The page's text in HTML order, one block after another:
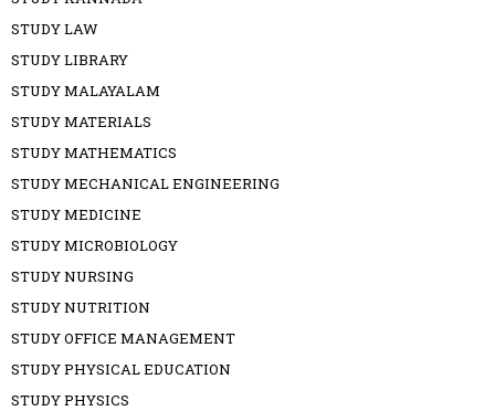
STUDY LAW
STUDY LIBRARY
STUDY MALAYALAM
STUDY MATERIALS
STUDY MATHEMATICS
STUDY MECHANICAL ENGINEERING
STUDY MEDICINE
STUDY MICROBIOLOGY
STUDY NURSING
STUDY NUTRITION
STUDY OFFICE MANAGEMENT
STUDY PHYSICAL EDUCATION
STUDY PHYSICS